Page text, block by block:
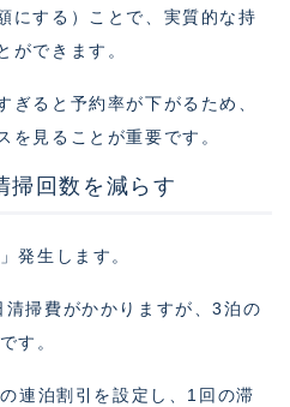
にする）ことで、実質的な持
ができます。
ぎると予約率が下がるため、
を見ることが重要です。
掃回数を減らす
発生します。
掃費がかかりますが、3泊の
す。
連泊割引を設定し、1回の滞